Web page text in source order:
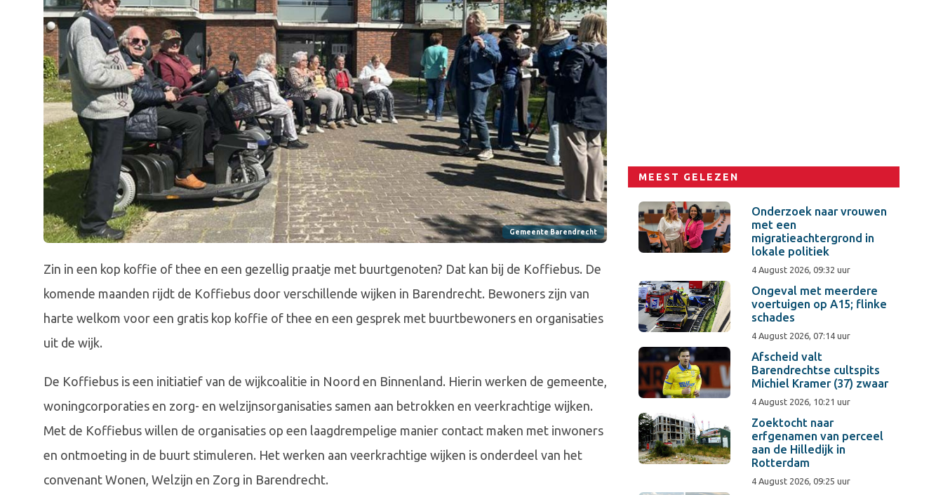
Gemeente Barendrecht
Zin in een kop koffie of thee en een gezellig praatje met buurtgenoten? Dat kan bij de Koffiebus. De
komende maanden rijdt de Koffiebus door verschillende wijken in Barendrecht. Bewoners zijn van
harte welkom voor een gratis kop koffie of thee en een gesprek met buurtbewoners en organisaties
uit de wijk.
De Koffiebus is een initiatief van de wijkcoalitie in Noord en Binnenland. Hierin werken de gemeente,
woningcorporaties en zorg- en welzijnsorganisaties samen aan betrokken en veerkrachtige wijken.
Met de Koffiebus willen de organisaties op een laagdrempelige manier contact maken met inwoners
en ontmoeting in de buurt stimuleren. Het werken aan veerkrachtige wijken is onderdeel van het
convenant Wonen, Welzijn en Zorg in Barendrecht.
MEEST GELEZEN
Onderzoek naar vrouwen
met een
migratieachtergrond in
lokale politiek
4 August 2026, 09:32 uur
Ongeval met meerdere
voertuigen op A15; flinke
schades
4 August 2026, 07:14 uur
Afscheid valt
Barendrechtse cultspits
Michiel Kramer (37) zwaar
4 August 2026, 10:21 uur
Zoektocht naar
erfgenamen van perceel
aan de Hilledijk in
Rotterdam
4 August 2026, 09:25 uur